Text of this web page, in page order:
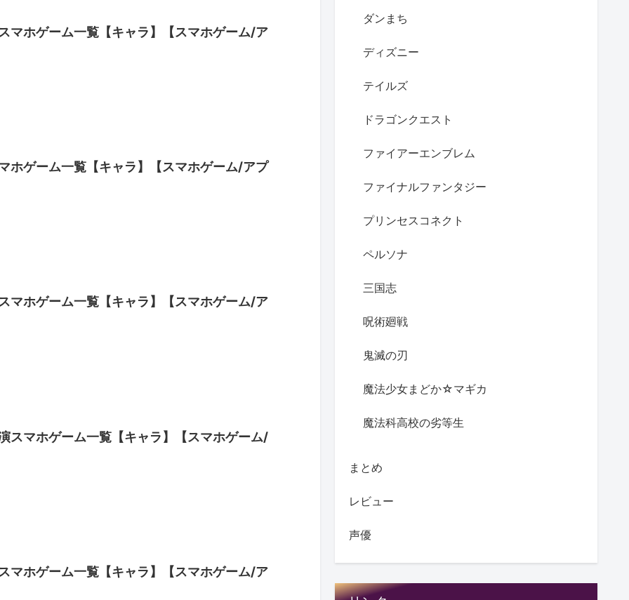
マホゲーム一覧【キャラ】【スマホゲーム/ア
ホゲーム一覧【キャラ】【スマホゲーム/アプ
マホゲーム一覧【キャラ】【スマホゲーム/ア
スマホゲーム一覧【キャラ】【スマホゲーム/
マホゲーム一覧【キャラ】【スマホゲーム/ア
ダンまち
ディズニー
テイルズ
ドラゴンクエスト
ファイアーエンブレム
ファイナルファンタジー
プリンセスコネクト
ペルソナ
三国志
呪術廻戦
鬼滅の刃
魔法少女まどか☆マギカ
魔法科高校の劣等生
まとめ
レビュー
声優